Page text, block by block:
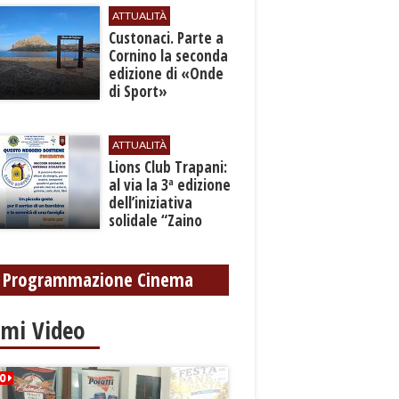
sconfitta”
ATTUALITÀ
Custonaci. Parte a
Cornino la seconda
edizione di «Onde
di Sport»
ATTUALITÀ
Lions Club Trapani:
al via la 3ª edizione
dell’iniziativa
solidale “Zaino
Programmazione Cinema
Video